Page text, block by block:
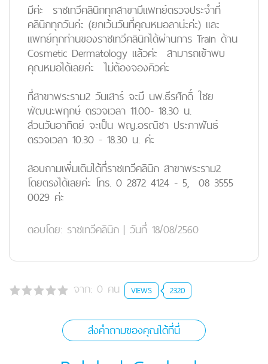
มีค่ะ ราชเทวีคลินิกทุกสาขามีแพทย์ตรวจประจำที่
คลินิกทุกวันค่ะ (ยกเว้นวันที่คุณหมอลาน่ะค่ะ) และ
แพทย์ทุกท่านของราชเทวีคลินิกได้ผ่านการ Train ด้าน
Cosmetic Dermatology แล้วค่ะ สามารถเข้าพบ
คุณหมอได้เลยค่ะ ไม่ต้องจองคิวค่ะ
ที่สาขาพระราม2 วันเสาร์ จะมี นพ.ธีรศักดิ์ ใชย
พัฒนะพฤกษ์ ตรวจเวลา 11.00- 18.30 น.
ส่วนวันอาทิตย์ จะเป็น พญ.อรณิชา ประภาพันธ์
ตรวจเวลา 10.30 - 18.30 น. ค่ะ
สอบถามเพิ่มเติมได้ที่ราชเทวีคลินิก สาขาพระราม2
โดยตรงได้เลยค่ะ โทร. 0 2872 4124 - 5, 08 3555
0029 ค่ะ
ตอบโดย: ราชเทวีคลินิก | วันที่ 18/08/2560
จาก: 0 คน VIEWS 2320
ส่งคำถามของคุณได้ที่นี่